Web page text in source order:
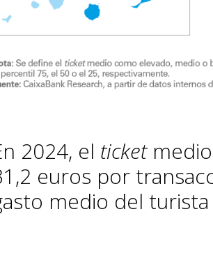
2024, el ticket
euros por
medio del